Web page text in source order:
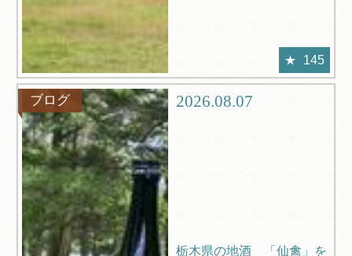
145
ブログ 2026.08.07
栃木県の地酒 「仙禽」を